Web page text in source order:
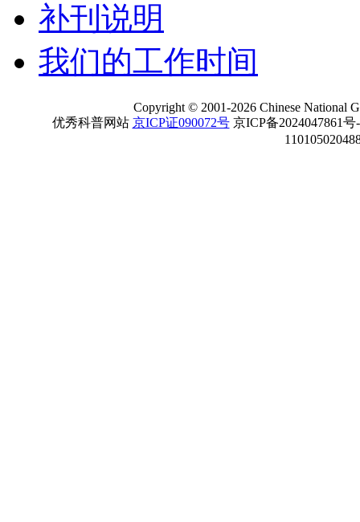
补刊说明
我们的工作时间
Copyright ©2001-2026 Chinese National
优秀科普网站 京ICP证090072号京ICP备2024047861